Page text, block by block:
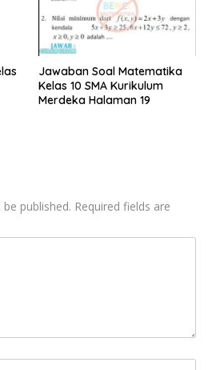
Jawaban Soal Matematika
Kelas 10 SMA Kurikulum
Merdeka Halaman 19
published. Required fields are